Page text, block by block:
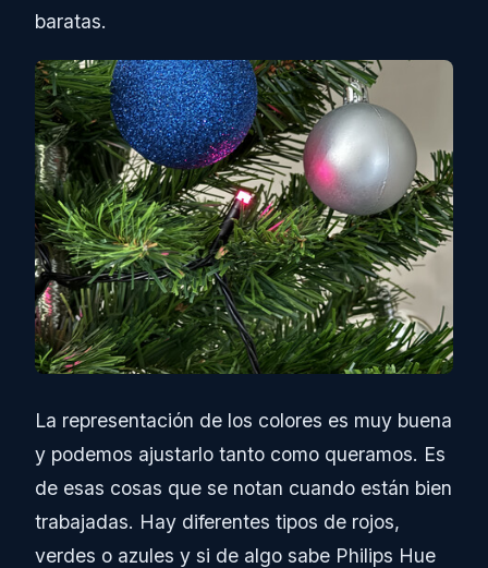
baratas.
La representación de los colores es muy buena
y podemos ajustarlo tanto como queramos. Es
de esas cosas que se notan cuando están bien
trabajadas. Hay diferentes tipos de rojos,
verdes o azules y si de algo sabe Philips Hue